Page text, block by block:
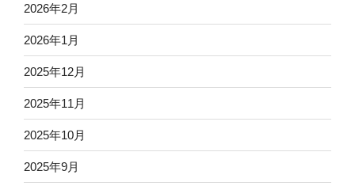
2026年2月
2026年1月
2025年12月
2025年11月
2025年10月
2025年9月